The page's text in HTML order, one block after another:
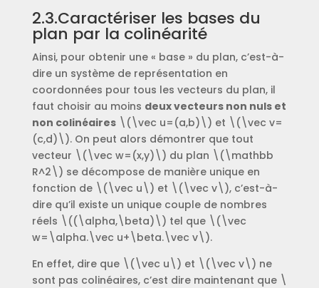
2.3.Caractériser les bases du
plan par la colinéarité
Ainsi, pour obtenir une « base » du plan, c’est-à-
dire un système de représentation en
coordonnées pour tous les vecteurs du plan, il
faut choisir au moins deux vecteurs non nuls et
non colinéaires\(\vec u=(a,b)\) et \(\vec v=
(c,d)\). On peut alors démontrer que tout
vecteur \(\vec w=(x,y)\) du plan \(\mathbb
R^2\) se décompose de manière unique en
fonction de \(\vec u\) et \(\vec v\), c’est-à-
dire qu’il existe un unique couple de nombres
réels \((\alpha,\beta)\) tel que \(\vec
w=\alpha.\vec u+\beta.\vec v\).
En effet, dire que \(\vec u\) et \(\vec v\) ne
sont pas colinéaires, c’est dire maintenant que \